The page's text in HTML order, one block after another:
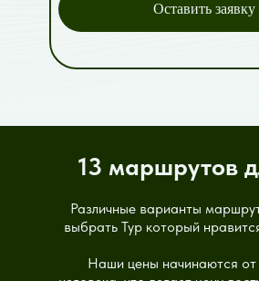
Оставить заявку
13 маршрутов
Различные варианты
выбрать Тур который
Наши цены начинаются